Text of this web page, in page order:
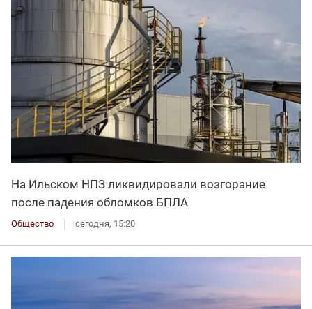
На Ильском НПЗ ликвидировали возгорание
после падения обломков БПЛА
Общество сегодня, 15:20